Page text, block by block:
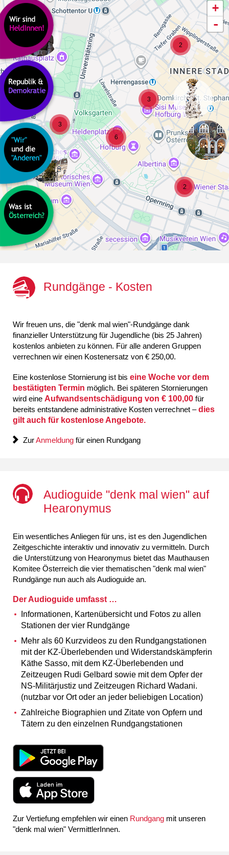
2
2
6
3
3
+
-
Rundgänge - Kosten
Wir freuen uns, die "denk mal wien"-Rundgänge dank
finanzieller Unterstützung für Jugendliche (bis 25 Jahren)
kostenlos anbieten zu können. Für alle anderen Gruppen
verrechnen wir einen Kostenersatz von € 250,00.
Eine kostenlose Stornierung ist bis eine Woche vor dem
bestätigten Termin möglich. Bei späteren Stornierungen
wird eine Aufwandsentschädigung von € 100,00 für
bereits entstandene administrative Kosten verrechnet –dies
gilt auch für kostenlose Angebote.
ZurAnmeldung für einen Rundgang
Audioguide "denk mal wien" auf
Hearonymus
Ein wesentliches Anliegen für uns, ist es den Jugendlichen
Zeitgeschichte interaktiv und innovativ zu vermitteln. Durch
die Unterstützung von Hearonymus bietet das Mauthausen
Komitee Österreich die vier thematischen "denk mal wien"
Rundgänge nun auch als Audioguide an.
Der Audioguide umfasst …
Informationen, Kartenübersicht und Fotos zu allen
Stationen der vier Rundgänge
Mehr als 60 Kurzvideos zu den Rundgangstationen
mit der KZ-Überlebenden und Widerstandskämpferin
Käthe Sasso, mit dem KZ-Überlebenden und
Zeitzeugen Rudi Gelbard sowie mit dem Opfer der
NS-Militärjustiz und Zeitzeugen Richard Wadani.
(nutzbar vor Ort oder an jeder beliebigen Location)
Zahlreiche Biographien und Zitate von Opfern und
Tätern zu den einzelnen Rundgangstationen
Zur Vertiefung empfehlen wir einen Rundgang mit unseren
"denk mal wien" VermittlerInnen.